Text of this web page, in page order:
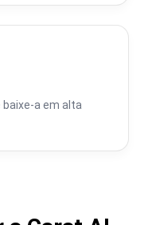
baixe-a em alta